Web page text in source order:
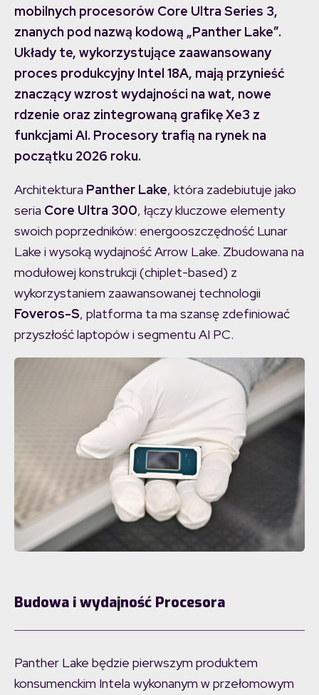
mobilnych procesorów Core Ultra Series 3,
znanych pod nazwą kodową „Panther Lake”.
Układy te, wykorzystujące zaawansowany
proces produkcyjny Intel 18A, mają przynieść
znaczący wzrost wydajności na wat, nowe
rdzenie oraz zintegrowaną grafikę Xe3 z
funkcjami AI. Procesory trafią na rynek na
początku 2026 roku.
Architektura Panther Lake, która zadebiutuje jako
seria Core Ultra 300, łączy kluczowe elementy
swoich poprzedników: energooszczędność Lunar
Lake i wysoką wydajność Arrow Lake. Zbudowana na
modułowej konstrukcji (chiplet-based) z
wykorzystaniem zaawansowanej technologii
Foveros-S, platforma ta ma szansę zdefiniować
przyszłość laptopów i segmentu AI PC.
Budowa i wydajność Procesora
Panther Lake będzie pierwszym produktem
konsumenckim Intela wykonanym w przełomowym